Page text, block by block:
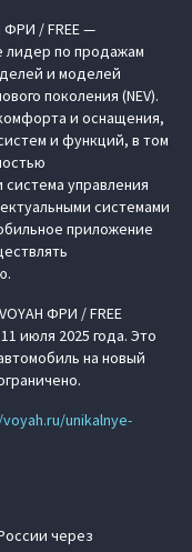
ФРИ / FREE —
лидер по продажам
и моделей
поколения (NEV).
и оснащения,
и функций, в том
управления
системами
приложение
ФРИ / FREE
июля 2025 года. Это
на новый
unikalnye-
через